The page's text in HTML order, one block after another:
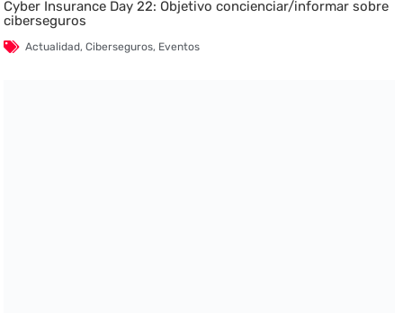
Cyber Insurance Day 22: Objetivo concienciar/informar sobre
ciberseguros
Actualidad,Ciberseguros, Eventos